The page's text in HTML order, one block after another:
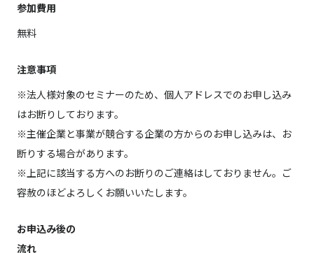
参加費用
無料
注意事項
※法人様対象のセミナーのため、個人アドレスでのお申し込み
はお断りしております。
※主催企業と事業が競合する企業の方からのお申し込みは、お
断りする場合があります。
※上記に該当する方へのお断りのご連絡はしておりません。ご
容赦のほどよろしくお願いいたします。
お申込み後の
流れ